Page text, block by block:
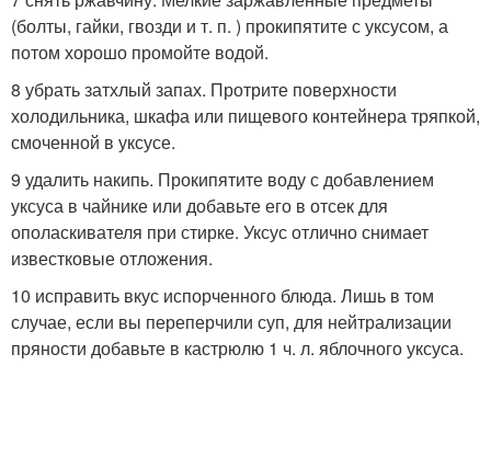
(болты, гайки, гвозди и т. п. ) прокипятите с уксусом, а
потом хорошо промойте водой.
8 убрать затхлый запах. Протрите поверхности
холодильника, шкафа или пищевого контейнера тряпкой,
смоченной в уксусе.
9 удалить накипь. Прокипятите воду с добавлением
уксуса в чайнике или добавьте его в отсек для
ополаскивателя при стирке. Уксус отлично снимает
известковые отложения.
10 исправить вкус испорченного блюда. Лишь в том
случае, если вы переперчили суп, для нейтрализации
пряности добавьте в кастрюлю 1 ч. л. яблочного уксуса.